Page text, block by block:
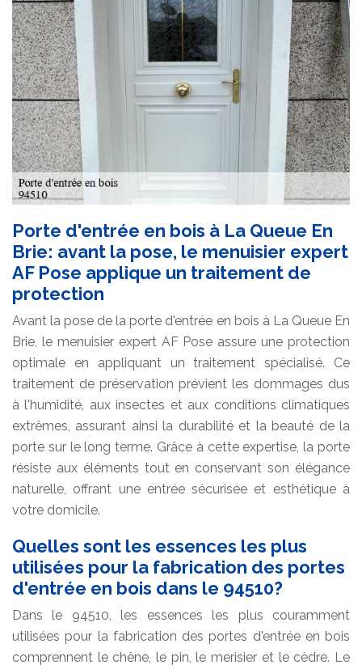
Porte d'entrée en bois à La Queue En
Brie: avant la pose, le menuisier expert
AF Pose applique un traitement de
protection
Avant la pose de la porte d'entrée en bois à La Queue En
Brie, le menuisier expert AF Pose assure une protection
optimale en appliquant un traitement spécialisé. Ce
traitement de préservation prévient les dommages dus
à l'humidité, aux insectes et aux conditions climatiques
extrêmes, assurant ainsi la durabilité et la beauté de la
porte sur le long terme. Grâce à cette expertise, la porte
résiste aux éléments tout en conservant son élégance
naturelle, offrant une entrée sécurisée et esthétique à
votre domicile.
Quelles sont les essences les plus
utilisées pour la fabrication des portes
d'entrée en bois dans le 94510?
Dans le 94510, les essences les plus couramment
utilisées pour la fabrication des portes d'entrée en bois
comprennent le chêne, le pin, le merisier et le cèdre. Le